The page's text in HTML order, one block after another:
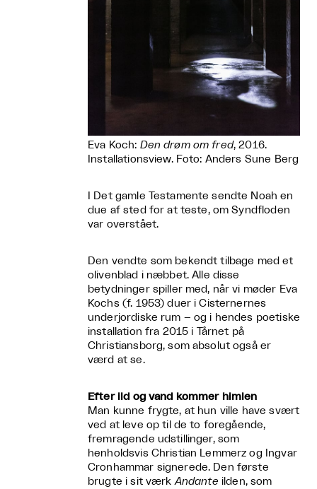
Eva Koch: Den drøm om fred, 2016.
Installationsview. Foto: Anders Sune Berg
I Det gamle Testamente sendte Noah en
due af sted for at teste, om Syndfloden
var overstået.
Den vendte som bekendt tilbage med et
olivenblad i næbbet. Alle disse
betydninger spiller med, når vi møder Eva
Kochs (f. 1953) duer i Cisternernes
underjordiske rum – og i hendes poetiske
installation fra 2015 i Tårnet på
Christiansborg, som absolut også er
værd at se.
Efter ild og vand kommer himlen
Man kunne frygte, at hun ville have svært
ved at leve op til de to foregående,
fremragende udstillinger, som
henholdsvis Christian Lemmerz og Ingvar
Cronhammar signerede. Den første
brugte i sit værk Andante ilden, som